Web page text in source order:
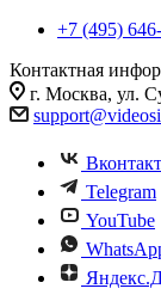
+7 (495)
Контактная
г. Москва, ул.
Telegram
YouTube